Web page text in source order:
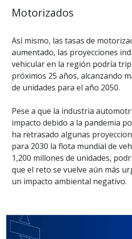
Motorizados
Así mismo, las tasas de
aumentado, las proyecciones
vehicular en la región podría
próximos 25 años, alcanzando
de unidades para el año 2050.
Pese a que la industria
impacto debido a la pandemia
ha retrasado algunas
para 2030 la flota mundial de
1,200 millones de unidades,
que el reto se vuelve aún más
un impacto ambiental negativo.